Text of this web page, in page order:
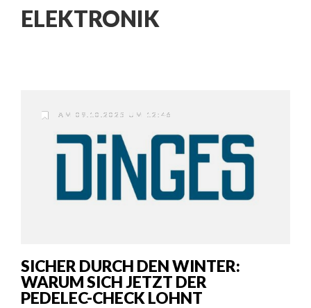
ELEKTRONIK
AM 09.10.2025 UM 12:46
SICHER DURCH DEN WINTER:
WARUM SICH JETZT DER
PEDELEC-CHECK LOHNT